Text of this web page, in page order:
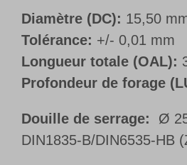
Diamètre (DC): 15,50
Tolérance: +/- 0,01 mm
Longueur totale (OAL):
Profondeur de forage
Douille de serrage:
Ø
DIN1835-B/DIN6535-HB